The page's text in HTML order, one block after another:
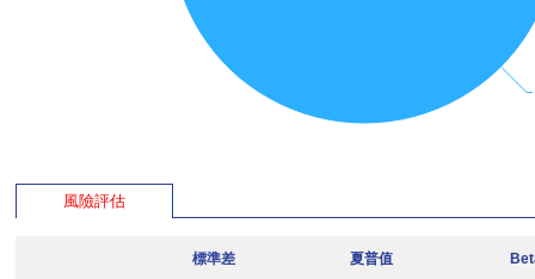
風險評估
標準差 夏普值